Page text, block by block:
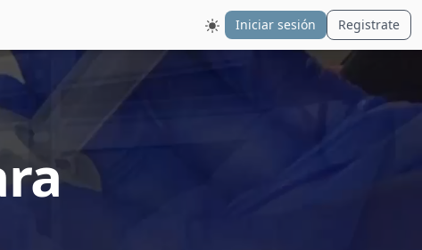
Iniciar sesión Registrate